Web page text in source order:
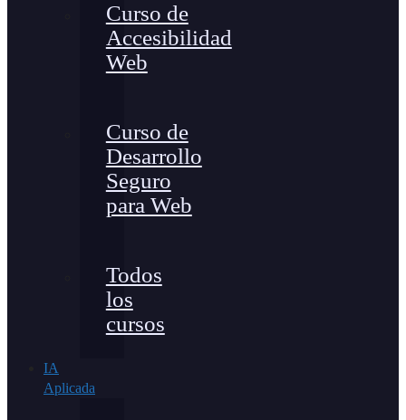
Curso de
Accesibilidad
Web
Curso de
Desarrollo
Seguro
para Web
Todos
los
cursos
IA
Aplicada